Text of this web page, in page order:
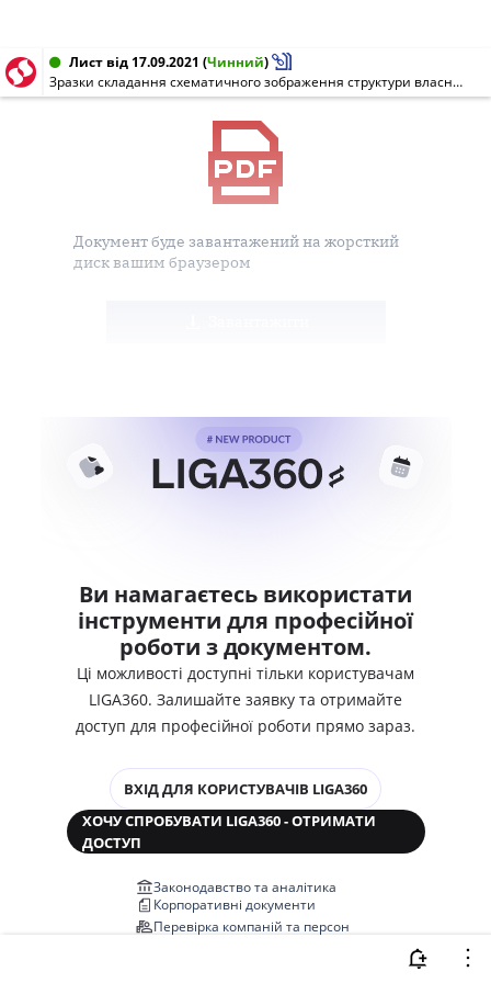
Лист від 17.09.2021 (Чинний)
Зразки складання схематичного зображення структури власності
Документ буде завантажений на жорсткий
диск вашим браузером
Ви намагаєтесь використати
інструменти для професійної
роботи з документом.
Ці можливості доступні тільки користувачам
LIGA360. Залишайте заявку та отримайте
доступ для професійної роботи прямо зараз.
ВХІД ДЛЯ КОРИСТУВАЧІВ LIGA360
ХОЧУ СПРОБУВАТИ LIGA360 - ОТРИМАТИ
ДОСТУП
Законодавство та аналітика
Корпоративні документи
Перевірка компаній та персон